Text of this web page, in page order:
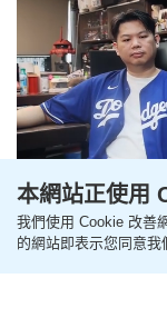
UnmuteLoaded:
5.26%
無涯之約
幫手創港
本網站正使用
我們使用 Cookie 改善
的網站即表示您同意我